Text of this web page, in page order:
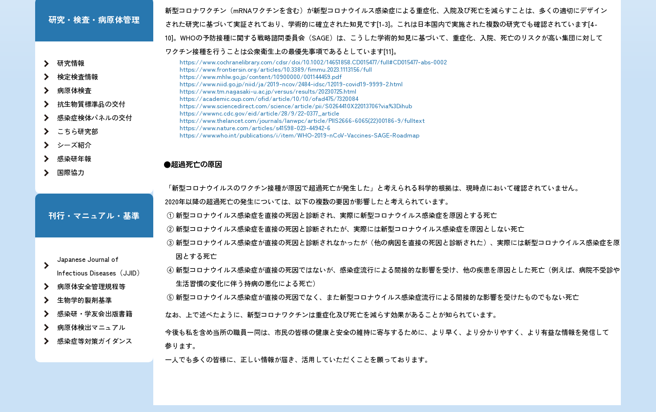
研究・検査・病原体管理
研究情報
検定検査情報
病原体検査
抗生物質標準品の交付
感染症検体パネルの交付
こちら研究部
シーズ紹介
感染研年報
国際協力
刊行・マニュアル・基準
Japanese Journal of
Infectious Diseases（JJID）
病原体安全管理規程等
生物学的製剤基準
感染研・学友会出版書籍
病原体検出マニュアル
感染症等対策ガイダンス
新型コロナワクチン（mRNAワクチンを含む）が新型コロナウイルス感染症による重症化、入院及び死亡を減らすことは、多くの適切にデザイン
された研究に基づいて実証されており、学術的に確立された知見です[1-3]。これは日本国内で実施された複数の研究でも確認されています[4-
10]。WHOの予防接種に関する戦略諮問委員会（SAGE）は、こうした学術的知見に基づいて、重症化、入院、死亡のリスクが高い集団に対して
ワクチン接種を行うことは公衆衛生上の最優先事項であるとしています[11]。
https://www.cochranelibrary.com/cdsr/doi/10.1002/14651858.CD015477/full#CD015477-abs-0002
https://www.frontiersin.org/articles/10.3389/fimmu.2023.1113156/full
https://www.mhlw.go.jp/content/10900000/001144459.pdf
https://www.niid.go.jp/niid/ja/2019-ncov/2484-idsc/12019-covid19-9999-2.html
https://www.tm.nagasaki-u.ac.jp/versus/results/20230725.html
https://academic.oup.com/ofid/article/10/10/ofad475/7320084
https://www.sciencedirect.com/science/article/pii/S0264410X22013706?via%3Dihub
https://wwwnc.cdc.gov/eid/article/28/9/22-0377_article
https://www.thelancet.com/journals/lanwpc/article/PIIS2666-6065(22)00186-9/fulltext
https://www.nature.com/articles/s41598-023-44942-6
https://www.who.int/publications/i/item/WHO-2019-nCoV-Vaccines-SAGE-Roadmap
●超過死亡の原因
「新型コロナウイルスのワクチン接種が原因で超過死亡が発生した」と考えられる科学的根拠は、現時点において確認されていません。
2020年以降の超過死亡の発生については、以下の複数の要因が影響したと考えられています。
① 新型コロナウイルス感染症を直接の死因と診断され、実際に新型コロナウイルス感染症を原因とする死亡
② 新型コロナウイルス感染症を直接の死因と診断されたが、実際には新型コロナウイルス感染症を原因としない死亡
③ 新型コロナウイルス感染症が直接の死因と診断されなかったが（他の病因を直接の死因と診断された）、実際には新型コロナウイルス感染症を原
因とする死亡
④ 新型コロナウイルス感染症が直接の死因ではないが、感染症流行による間接的な影響を受け、他の疾患を原因とした死亡（例えば、病院不受診や
生活習慣の変化に伴う持病の悪化による死亡）
⑤ 新型コロナウイルス感染症が直接の死因でなく、また新型コロナウイルス感染症流行による間接的な影響を受けたものでもない死亡
なお、上で述べたように、新型コロナワクチンは重症化及び死亡を減らす効果があることが知られています。
今後も私を含め当所の職員一同は、市民の皆様の健康と安全の維持に寄与するために、より早く、より分かりやすく、より有益な情報を発信して
参ります。
一人でも多くの皆様に、正しい情報が届き、活用していただくことを願っております。